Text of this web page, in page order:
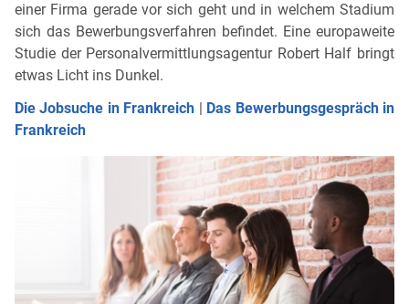
einer Firma gerade vor sich geht und in welchem Stadium
sich das Bewerbungsverfahren befindet. Eine europaweite
Studie der Personalvermittlungsagentur Robert Half bringt
etwas Licht ins Dunkel.
Die Jobsuche in Frankreich
Das Bewerbungsgespräch in
Frankreich